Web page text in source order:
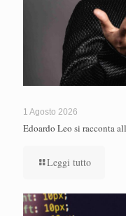
1 Agosto 2026
Edoardo Leo si racconta
Leggi tutto